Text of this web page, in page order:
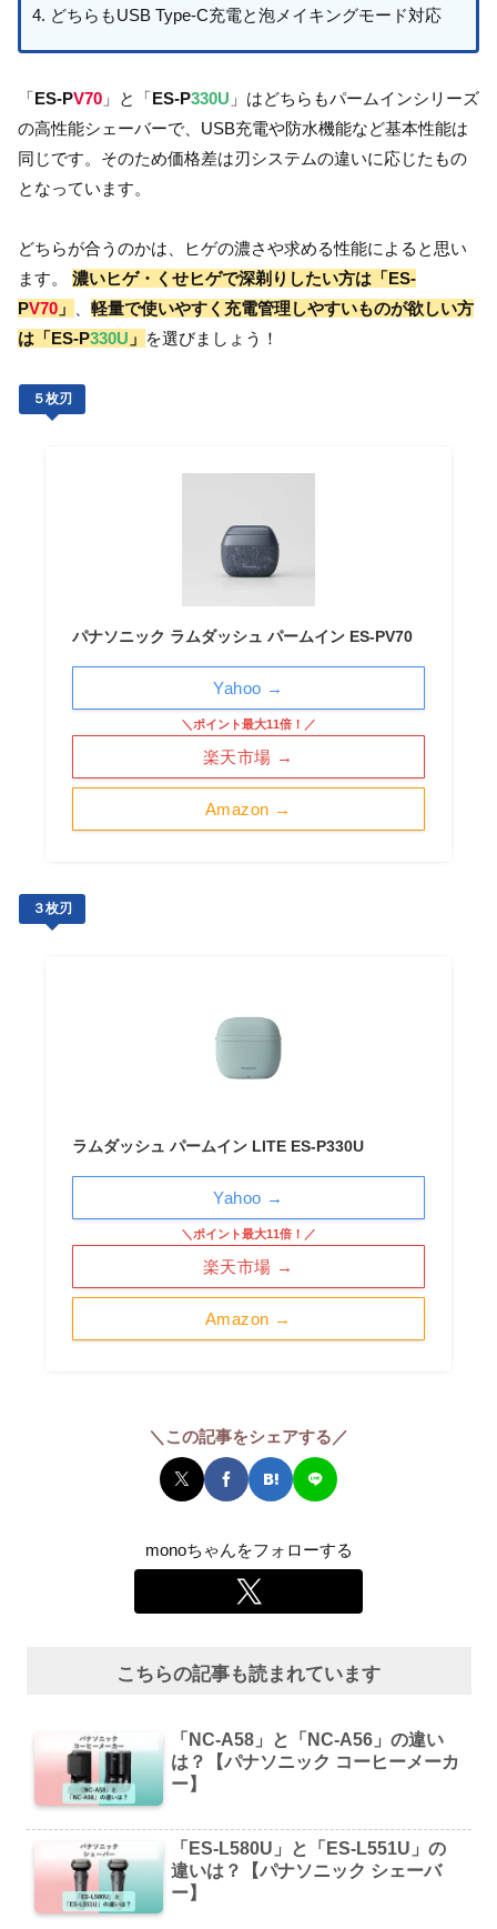
どちらもUSB Type-C充電と泡メイキングモード対応
「ES-PV70 」と「ES-P330U 」はどちらもパームインシリーズ
の高性能シェーバーで、USB充電や防水機能など基本性能は
同じです。そのため価格差は刃システムの違いに応じたもの
となっています。
どちらが合うのかは、ヒゲの濃さや求める性能によると思い
ます。 濃いヒゲ・くせヒゲで深剃りしたい方は「ES-
PV70 」
軽量で使いやすく充電管理しやすいものが欲しい方
は「ES-P330U 」 を選びましょう！
５枚刃
パナソニック ラムダッシュ パームイン ES-PV70
Amazon →
＼ポイント最大11倍！／
楽天市場 →
Yahoo →
３枚刃
ラムダッシュ パームイン LITE ES-P330U
Amazon →
＼ポイント最大11倍！／
楽天市場 →
Yahoo →
＼この記事をシェアする／
monoちゃんをフォローする
こちらの記事も読まれています
「NC-A58」と「NC-A56」の違い
は？【パナソニック コーヒーメーカ
ー】
「ES-L580U」と「ES-L551U」の
違いは？【パナソニック シェーバ
ー】